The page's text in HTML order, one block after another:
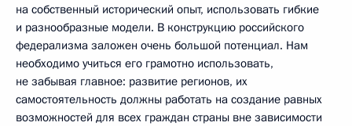
на собственный исторический опыт, использовать гибкие
и разнообразные модели. В конструкцию российского
федерализма заложен очень большой потенциал. Нам
необходимо учиться его грамотно использовать,
не забывая главное: развитие регионов, их
самостоятельность должны работать на создание равных
возможностей для всех граждан страны вне зависимости